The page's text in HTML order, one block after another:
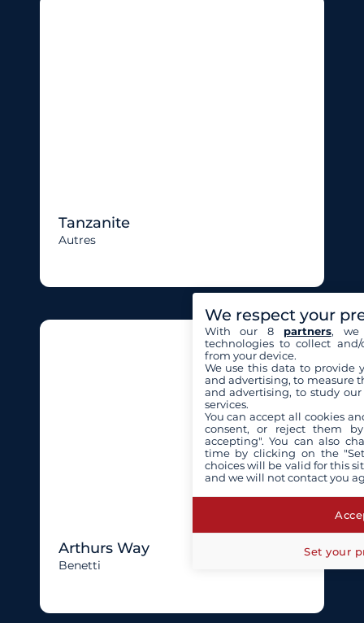
Tanzanite
Autres
Arthurs Way
Benetti
We respect your
With our 8 partners, we
technologies to collect
from your device.
We use this data to provide
and advertising, to measure
and advertising, to study
services.
You can accept all cookies
consent, or reject them
accepting". You can also
time by clicking on the
choices will be valid for this
and we will not contact you
Set your